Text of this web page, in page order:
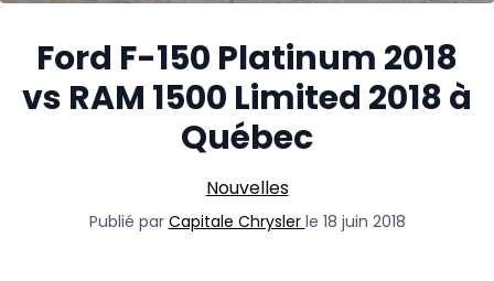
Ford F-150 Platinum 2018
vs RAM 1500 Limited 2018 à
Québec
Nouvelles
Publié par Capitale Chrysler le 18 juin 2018